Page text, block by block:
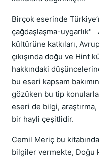
Birçok eserinde
çağdaşlaşma-uygarlık"
kültürüne katkıları,
çıkışında doğu ve Hint
hakkındaki
bu eseri kapsam
gözüken bu tip
eseri de bilgi,
bir hayli çeşitlidir.
Cemil Meriç bu
bilgiler vermekte, Doğu